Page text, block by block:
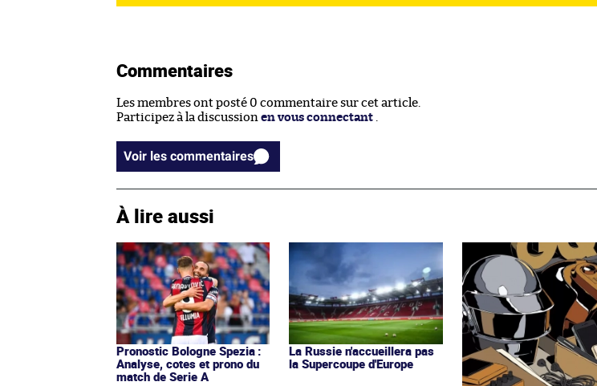
Commentaires
Les membres ont posté 0 commentaire sur cet article.
Participez à la discussion en vous connectant .
Voir les commentaires
À lire aussi
Pronostic Bologne Spezia :
Analyse, cotes et prono du
match de Serie A
La Russie n'accueillera pas
la Supercoupe d'Europe